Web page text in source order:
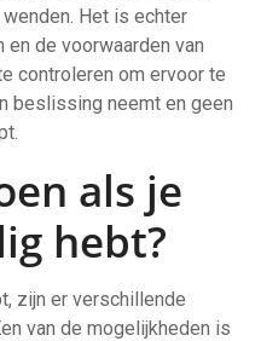
Het is echter
de voorwaarden van
controleren om ervoor te
beslissing neemt en geen
als je
hebt?
zijn er verschillende
van de mogelijkheden is